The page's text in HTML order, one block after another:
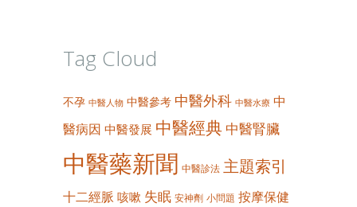
Tag Cloud
不孕 中醫人物 中醫參考 中醫外科 中醫水療 中
醫病因 中醫發展 中醫經典 中醫腎臟
中醫藥新聞 中醫診法 主題索引
十二經脈 咳嗽 失眠 安神劑 小問題 按摩保健